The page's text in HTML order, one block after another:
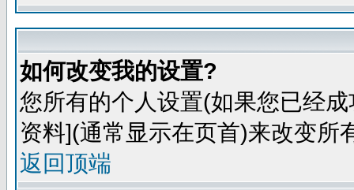
如何改变我的设置?
您所有的个人设置(如果您已经
资料](通常显示在页首)来改变所
返回顶端